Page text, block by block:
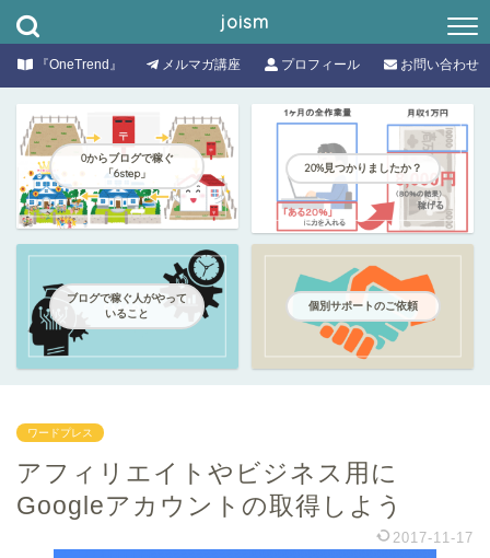
joism
『OneTrend』 メルマガ講座 プロフィール お問い合わせ
0からブログで稼ぐ
「6step」
20%見つかりましたか？
ブログで稼ぐ人がやって
いること
個別サポートのご依頼
ワードプレス
アフィリエイトやビジネス用に
Googleアカウントの取得しよう
2017-11-17